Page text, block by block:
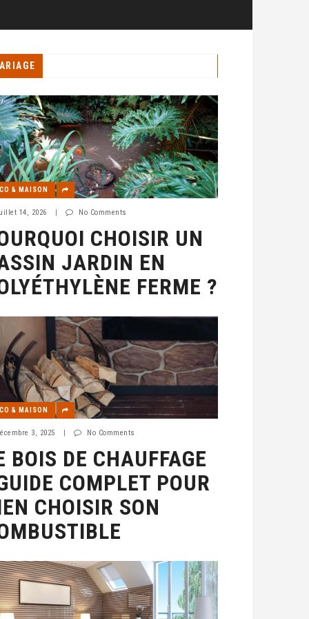
& MAISON
14, 2026 | No Comments
CHOISIR UN
JARDIN EN
FERME ?
& MAISON
3, 2025 No Comments
BOIS DE CHAUFFAGE
COMPLET POUR
CHOISIR SON